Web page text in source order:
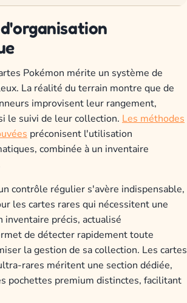
Pokémon mérite un système de
La réalité du terrain montre que de
improvisent leur rangement,
le suivi de leur collection. Les méthodes
préconisent l'utilisation
combinée à un inventaire
contrôle régulier s'avère indispensable,
les cartes rares qui nécessitent une
inventaire précis, actualisé
de détecter rapidement toute
la gestion de sa collection. Les cartes
rares méritent une section dédiée,
pochettes premium distinctes, facilitant